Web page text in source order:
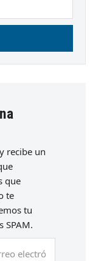
recibe un
que
te
tu
SPAM.